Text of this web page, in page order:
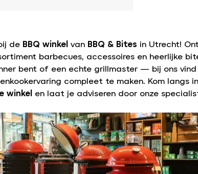
de BBQ winkel van BBQ & Bites in Utrecht!
barbecues, accessoires en heerlijke
bent of een echte grillmaster — bij ons vind
compleet te maken. Kom langs
winkel
en laat je adviseren door onze